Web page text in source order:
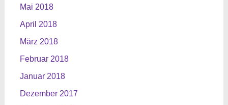
Mai 2018
April 2018
März 2018
Februar 2018
Januar 2018
Dezember 2017